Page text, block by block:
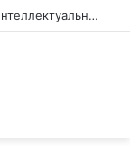
Как работают современные системы интеллектуального жилища